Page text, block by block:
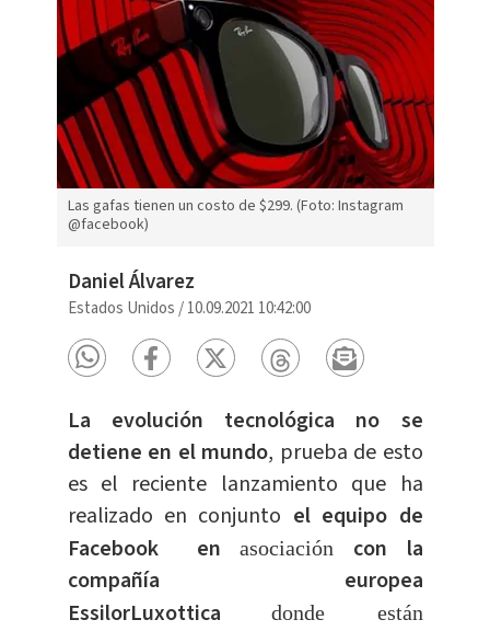
Las gafas tienen un costo de $299. (Foto: Instagram
@facebook)
Daniel Álvarez
Estados Unidos /10.09.2021 10:42:00
La evolución tecnológica no se
detiene en el mundo, prueba de esto
es el reciente lanzamiento que ha
realizado en conjunto el equipo de
Facebook enasociación
con la
compañía europea
EssilorLuxottica
donde están